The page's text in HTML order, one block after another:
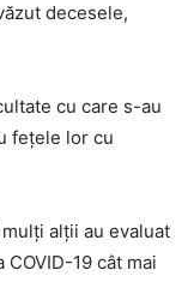
decesele,
cu care s-au
fețele lor cu
alții au evaluat
19 cât mai